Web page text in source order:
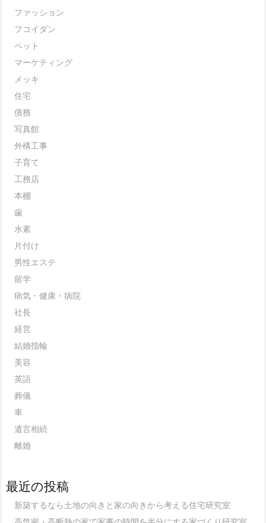
ファッション
フコイダン
ペット
マーケティング
メッキ
住宅
債務
写真館
外構工事
子育て
工務店
本棚
歯
水素
片付け
男性エステ
留学
病気・健康・病院
社長
経営
結婚指輪
美容
英語
葬儀
車
遺言相続
離婚
最近の投稿
新築するなら土地の向きと家の向きから考える住宅研究室